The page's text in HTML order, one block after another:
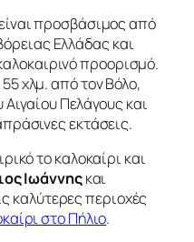
προσβάσιμος από
Ελλάδας και
προορισμό.
χλμ. από τον Βόλο,
Πελάγους και
εκτάσεις.
το καλοκαίρι και
Ιωάννηςκαι
καλύτερες περιοχές
στο Πήλιο.